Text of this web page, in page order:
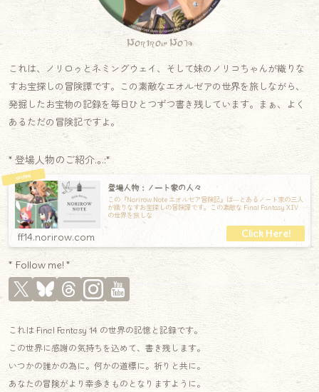
Norirow Note
これは、ノリロゥとネミングウェイ、そして妹のノリコちゃんが織りな
すお宝探しの冒険譚です。この素敵なエオルゼアの世界を旅しながら、
発掘したお宝物の記録を毎日ひとつずつ書き残しています。まぁ、よく
あるただの冒険記ですよ。
* 登場人物のご紹介.｡.:*
登場人物：ノート家の人々
この『Norirow Note エオルゼア冒険記』は―とあるノート家の三人
が織りなすお宝探しの冒険譚です。この素敵な Final Fantasy XIV
の世界を旅しな
ff14.norirow.com
* Follow me! *
これは Final Fantasy 14 の世界の記憶と記録です。
この世界に感謝の気持ちを込めて、書き残します。
いつかの誰かの為に。何かの道標に。祈りと共に。
あなたの冒険がより幸多きものとなりますように。